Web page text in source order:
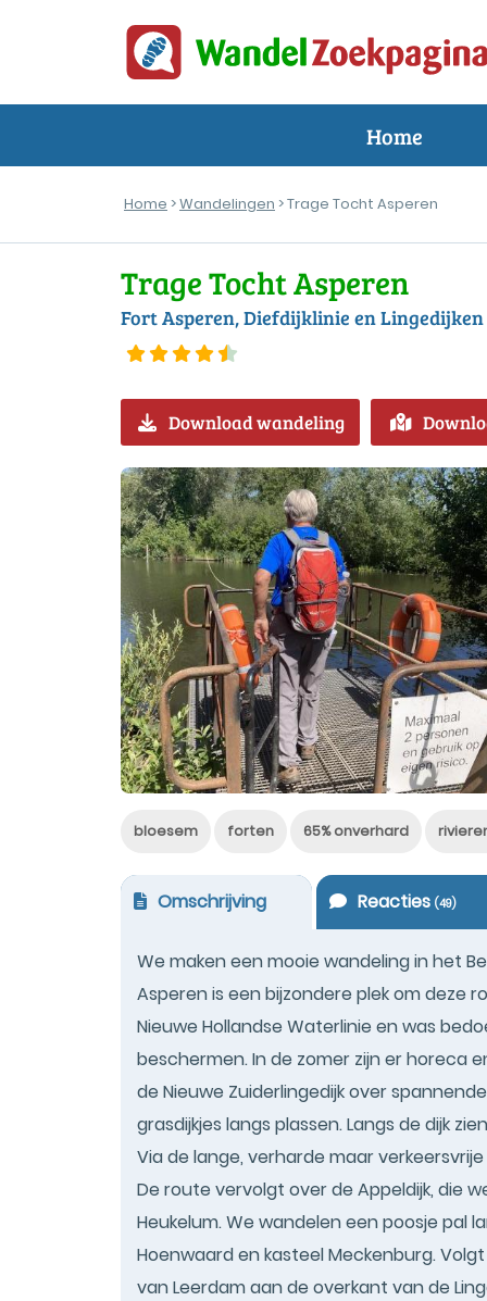
Home
Home >Wandelingen > Trage Tocht Asperen
Trage Tocht Asperen
Fort Asperen, Diefdijklinie en Lingedijken
Download wandeling
bloesem forten 65% onverhard
Omschrijving Reacties(49)
We maken een mooie wandeling in het
Asperen is een bijzondere plek om deze
Nieuwe Hollandse Waterlinie en was
beschermen. In de zomer zijn er horeca
de Nieuwe Zuiderlingedijk over
grasdijkjes langs plassen. Langs de dijk
Via de lange, verharde maar
De route vervolgt over de Appeldijk, die
Heukelum. We wandelen een poosje pal
Hoenwaard en kasteel Meckenburg.
van Leerdam aan de overkant van de